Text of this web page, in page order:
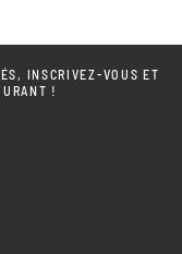
INSCRIVEZ-VOUS ET
!